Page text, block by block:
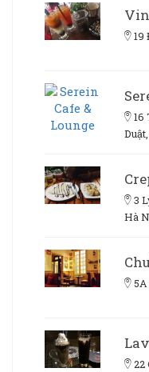
19
16
3
Hà
22